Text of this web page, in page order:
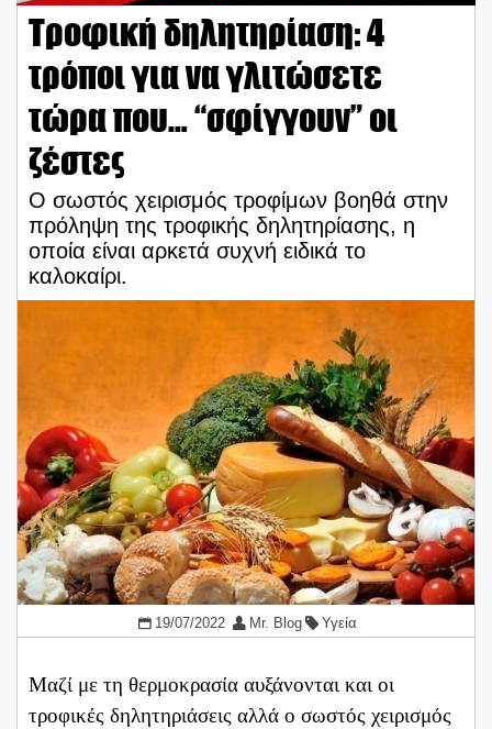
Τροφική δηλητηρίαση: 4
τρόποι για να γλιτώσετε
τώρα που… “σφίγγουν” οι
ζέστες
Ο σωστός χειρισμός τροφίμων βοηθά στην
πρόληψη της τροφικής δηλητηρίασης, η
οποία είναι αρκετά συχνή ειδικά το
καλοκαίρι.
19/07/2022 Mr. Blog Υγεία
Μαζί με τη θερμοκρασία αυξάνονται και οι
τροφικές δηλητηριάσεις αλλά ο σωστός χειρισμός